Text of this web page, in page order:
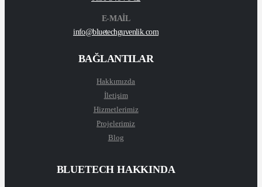
E-MAİL
info@bluetechguvenlik.com
BAĞLANTILAR
Hakkımızda
İletişim
Hizmetlerimiz
Projelerimiz
Blog
BLUETECH HAKKINDA